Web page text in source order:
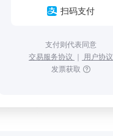
扫码支付
支付则代表同意
交易服务协议 ｜ 用户协议
发票获取